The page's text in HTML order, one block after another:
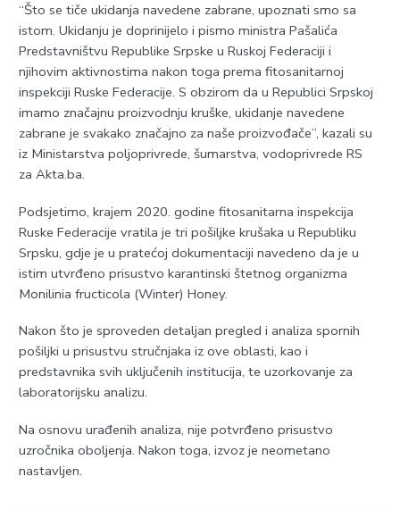
“Što se tiče ukidanja navedene zabrane, upoznati smo sa
istom. Ukidanju je doprinijelo i pismo ministra Pašalića
Predstavništvu Republike Srpske u Ruskoj Federaciji i
njihovim aktivnostima nakon toga prema fitosanitarnoj
inspekciji Ruske Federacije. S obzirom da u Republici Srpskoj
imamo značajnu proizvodnju kruške, ukidanje navedene
zabrane je svakako značajno za naše proizvođače”, kazali su
iz Ministarstva poljoprivrede, šumarstva, vodoprivrede RS
za Akta.ba.
Podsjetimo, krajem 2020. godine fitosanitarna inspekcija
Ruske Federacije vratila je tri pošiljke krušaka u Republiku
Srpsku, gdje je u pratećoj dokumentaciji navedeno da je u
istim utvrđeno prisustvo karantinski štetnog organizma
Monilinia fructicola (Winter) Honey.
Nakon što je sproveden detaljan pregled i analiza spornih
pošiljki u prisustvu stručnjaka iz ove oblasti, kao i
predstavnika svih uključenih institucija, te uzorkovanje za
laboratorijsku analizu.
Na osnovu urađenih analiza, nije potvrđeno prisustvo
uzročnika oboljenja. Nakon toga, izvoz je neometano
nastavljen.